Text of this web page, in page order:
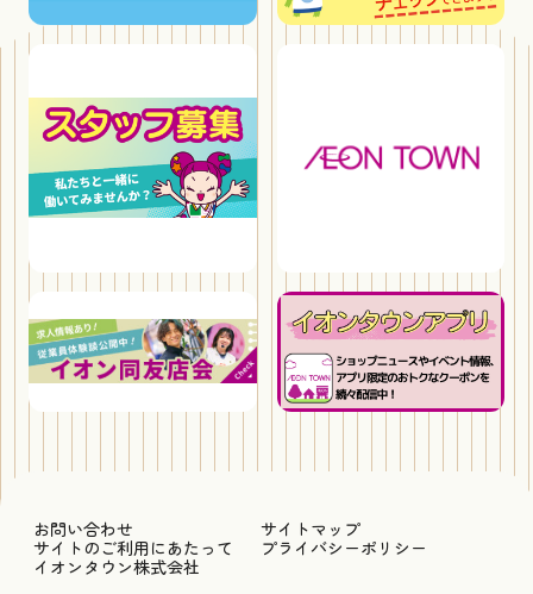
お問い合わせ
サイトマップ
サイトのご利用にあたって
プライバシーポリシー
イオンタウン株式会社